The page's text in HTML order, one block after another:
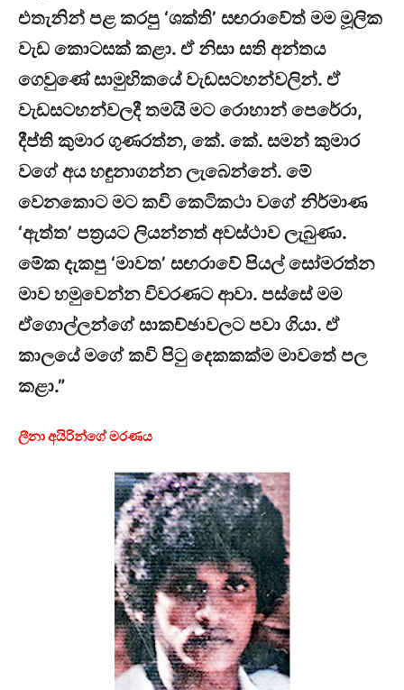
එතැනින් පළ කරපු ‘ශක්ති’ සඟරාවේත් මම මූලික
වැඩ කොටසක් කළා. ඒ නිසා සති අන්තය
ගෙවුණේ සාමුහිකයේ වැඩසටහන්වලින්. ඒ
වැඩසටහන්වලදී තමයි මට රොහාන් පෙරේරා,
දීප්ති කුමාර ගුණරත්න, කේ. කේ. සමන් කුමාර
වගේ අය හඳුනාගන්න ලැබෙන්නේ. මේ
වෙනකොට මට කවි කෙටිකථා වගේ නිර්මාණ
‘ඇත්ත’ පත්‍රයට ලියන්නත් අවස්ථාව ලැබුණා.
මේක දැකපු ‘මාවත’ සඟරාවේ පියල් සෝමරත්න
මාව හමුවෙන්න විවරණට ආවා. පස්සේ මම
ඒගොල්ලන්ගේ සාකච්ඡාවලට පවා ගියා. ඒ
කාලයේ මගේ කවි පිටු දෙකකක්ම මාවතේ පල
කළා.”
ලීනා අයිරින්ගේ මරණය